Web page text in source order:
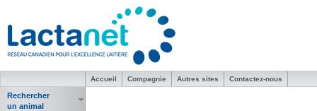
Accueil Compagnie Autres sites Contactez-nous
Rechercher
un animal